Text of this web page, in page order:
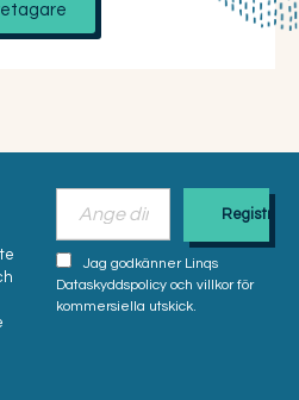
Jag godkänner Linqs
Dataskyddspolicy och villkor för
kommersiella utskick.